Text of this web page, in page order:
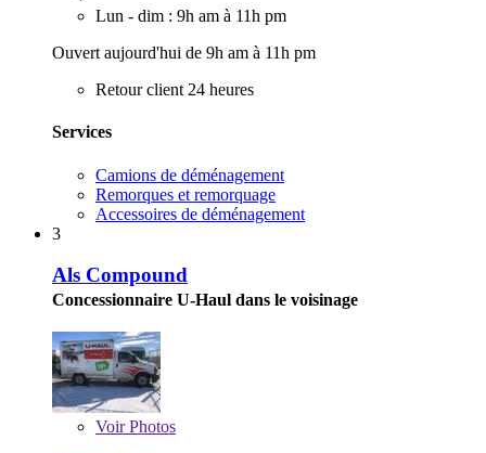
Lun - dim : 9h am à 11h pm
Ouvert aujourd'hui de 9h am à 11h pm
Retour client 24 heures
Services
Camions de déménagement
Remorques et remorquage
Accessoires de déménagement
3
Als Compound
Concessionnaire U-Haul dans le voisinage
VoirPhotos